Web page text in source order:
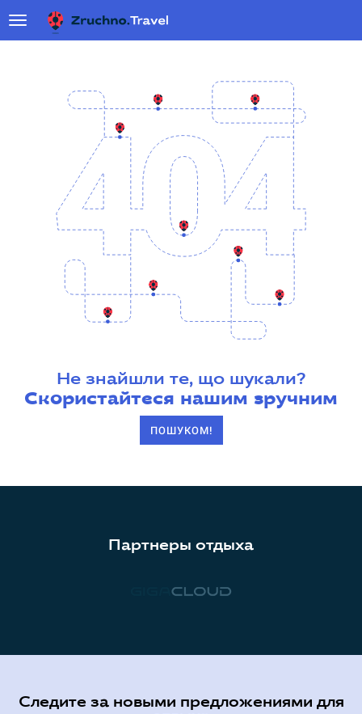
Не знайшли те, що шукали?
Скористайтеся нашим зручним
ПОШУКОМ!
Партнеры отдыха
Следите за новыми предложениями для